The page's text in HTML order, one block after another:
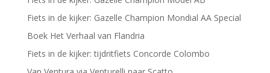
Fiets in de kijker: Gazelle Champion Mondial AA Special
Boek Het Verhaal van Flandria
Fiets in de kijker: tijdritfiets Concorde Colombo